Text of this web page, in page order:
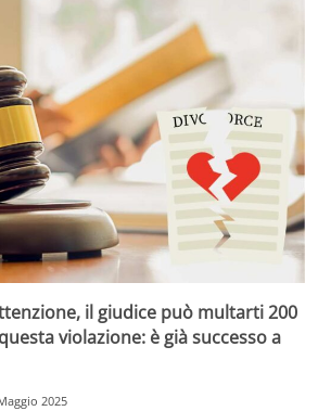
il giudice può multarti 200
violazione: è già successo a
2025